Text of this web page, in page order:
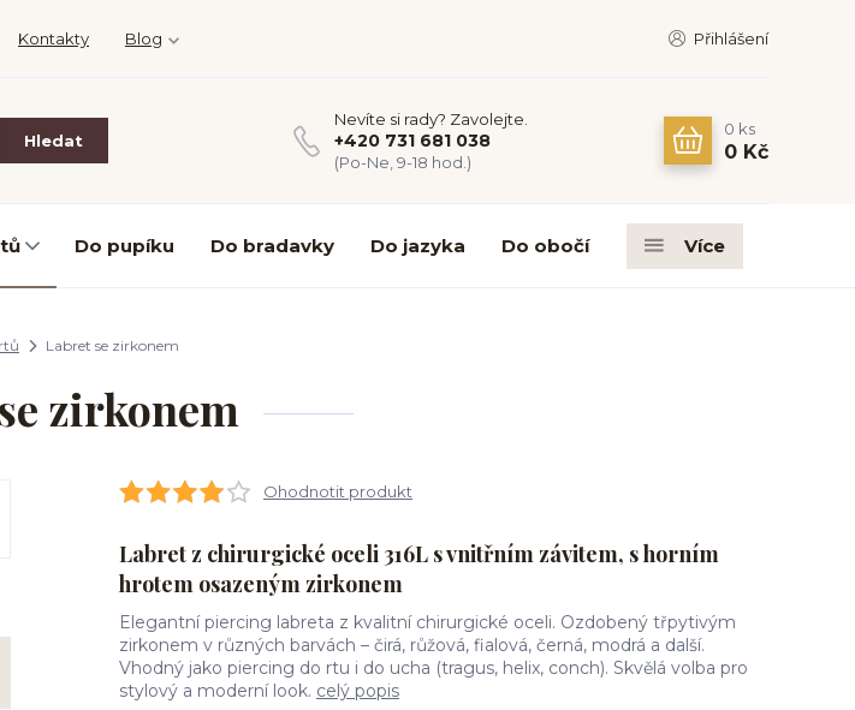
Kontakty Blog Přihlášení
Hledat
Nevíte si rady? Zavolejte.
+420 731 681 038
(Po-Ne, 9-18 hod.)
0 ks
0 Kč
Do pupíku Do bradavky Do jazyka Do obočí Více
Labret se zirkonem
zirkonem
Ohodnotit produkt
Labret z chirurgické oceli 316L s vnitřním závitem, s horním
hrotem osazeným zirkonem
Elegantní piercing labreta z kvalitní chirurgické oceli. Ozdobený třpytivým
zirkonem v různých barvách – čirá, růžová, fialová, černá, modrá a další.
Vhodný jako piercing do rtu i do ucha (tragus, helix, conch). Skvělá volba pro
stylový a moderní look. celý popis